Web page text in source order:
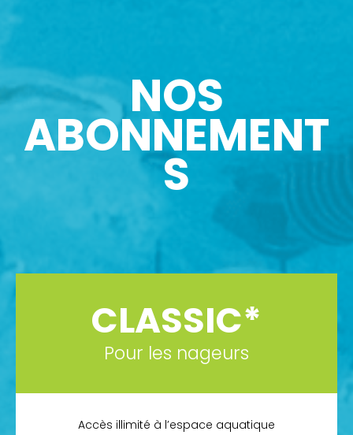
NOS
ABONNEMENT
S
CLASSIC*
Pour les nageurs
Accès illimité à l’espace aquatique